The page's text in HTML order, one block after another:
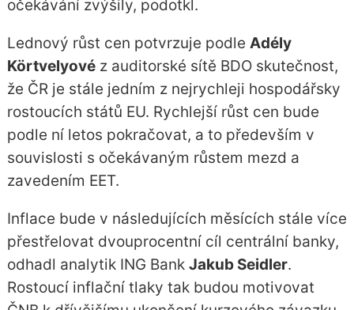
očekávání zvýšily, podotkl.
Lednový růst cen potvrzuje podle Adély
Körtvelyovéz auditorské sítě BDO skutečnost,
že ČR je stále jedním z nejrychleji hospodářsky
rostoucích států EU. Rychlejší růst cen bude
podle ní letos pokračovat, a to především v
souvislosti s očekávaným růstem mezd a
zavedením EET.
Inflace bude v následujících měsících stále více
přestřelovat dvouprocentní cíl centrální banky,
odhadl analytik ING Bank Jakub Seidler.
Rostoucí inflační tlaky tak budou motivovat